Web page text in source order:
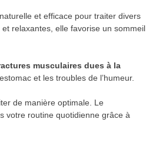
et efficace pour traiter divers
relaxantes, elle favorise un sommeil
musculaires dues à la
et les troubles de l’humeur.
de manière optimale. Le
votre routine quotidienne grâce à